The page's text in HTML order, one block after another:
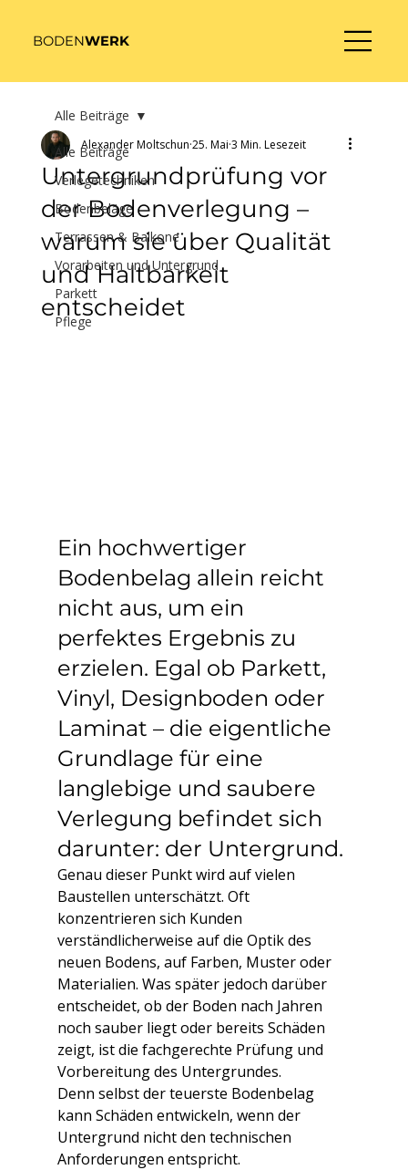
BODENWERK
Alle Beiträge
Verlegetechniken
Bodenbeläge
Terrassen & Balkone
Vorarbeiten und Untergrund
Parkett
Pflege
Alle Beiträge
Untergrundprüfung vor
der Bodenverlegung –
warum sie über Qualität
und Haltbarkeit
entscheidet
Alexander Moltschun 25. Mai 3 Min. Lesezeit
Ein hochwertiger
Bodenbelag allein reicht
nicht aus, um ein
perfektes Ergebnis zu
erzielen. Egal ob Parkett,
Vinyl, Designboden oder
Laminat – die eigentliche
Grundlage für eine
langlebige und saubere
Verlegung befindet sich
darunter: der Untergrund.
Genau dieser Punkt wird auf vielen
Baustellen unterschätzt. Oft
konzentrieren sich Kunden
verständlicherweise auf die Optik des
neuen Bodens, auf Farben, Muster oder
Materialien. Was später jedoch darüber
entscheidet, ob der Boden nach Jahren
noch sauber liegt oder bereits Schäden
zeigt, ist die fachgerechte Prüfung und
Vorbereitung des Untergrundes.
Denn selbst der teuerste Bodenbelag
kann Schäden entwickeln, wenn der
Untergrund nicht den technischen
Anforderungen entspricht.